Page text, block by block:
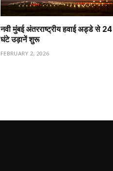
नवी मुंबई अंतरराष्ट्रीय हवाई अड्डे से 24
घंटे उड़ानें शुरू
FEBRUARY 2, 2026